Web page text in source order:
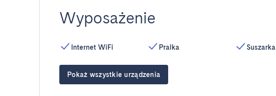
Wyposażenie
Internet WiFi Pralka
Pokaż wszystkie urządzenia